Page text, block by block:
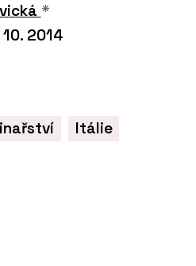
*
10. 2014
Itálie